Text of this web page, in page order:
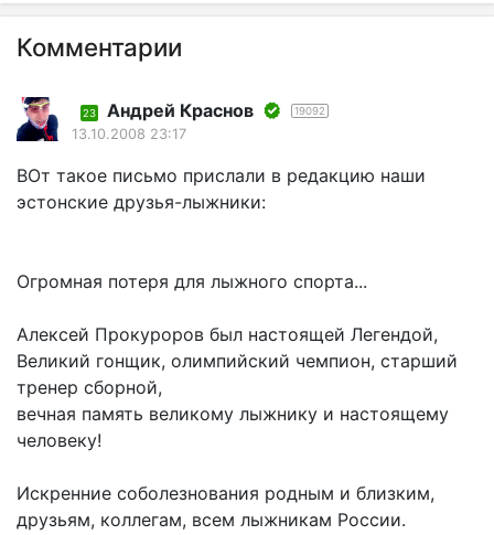
Комментарии
23 Андрей Краснов 19092
13.10.2008 23:17
ВОт такое письмо прислали в редакцию наши
эстонские друзья-лыжники:
Огромная потеря для лыжного спорта...
Алексей Прокуроров был настоящей Легендой,
Великий гонщик, олимпийский чемпион, старший
тренер сборной,
вечная память великому лыжнику и настоящему
человеку!
Искренние соболезнования родным и близким,
друзьям, коллегам, всем лыжникам России.